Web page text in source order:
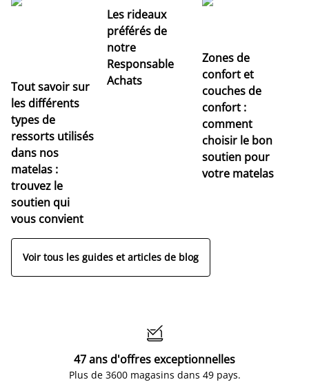
Tout savoir sur
les différents
types de
ressorts utilisés
dans nos
matelas :
trouvez le
soutien qui
vous convient
Les rideaux
préférés de
notre
Responsable
Achats
Zones de
confort et
couches de
confort :
comment
choisir le bon
soutien pour
votre matelas
Voir tous les guides et articles de blog

47 ans d'offres exceptionnelles
Plus de 3600 magasins dans 49 pays.